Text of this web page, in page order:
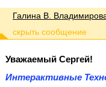
Галина В.
Уважаемый Сергей!
Интерактивные